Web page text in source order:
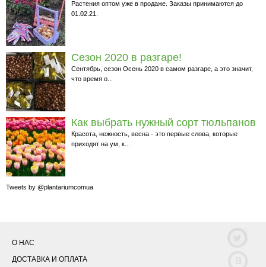
Растения оптом уже в продаже. Заказы принимаются до
01.02.21.
Cезон 2020 в разгаре!
Сентябрь, сезон Осень 2020 в самом разгаре, а это значит,
что время о...
Как выбрать нужный сорт тюльпанов
Красота, нежность, весна - это первые слова, которые
приходят на ум, к...
Tweets by @plantariumcomua
О НАС
ДОСТАВКА И ОПЛАТА